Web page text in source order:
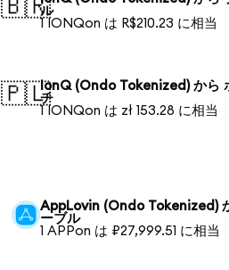
🇧🇷
ル
1 IONQon は R$210.23 に相当
🇵🇱IonQ (Ondo Tokenized) から
チ
1 IONQon は zł 153.28 に相当
AppLovin (Ondo Tokenized)
ーブル
1 APPon は ₽27,999.51 に相当